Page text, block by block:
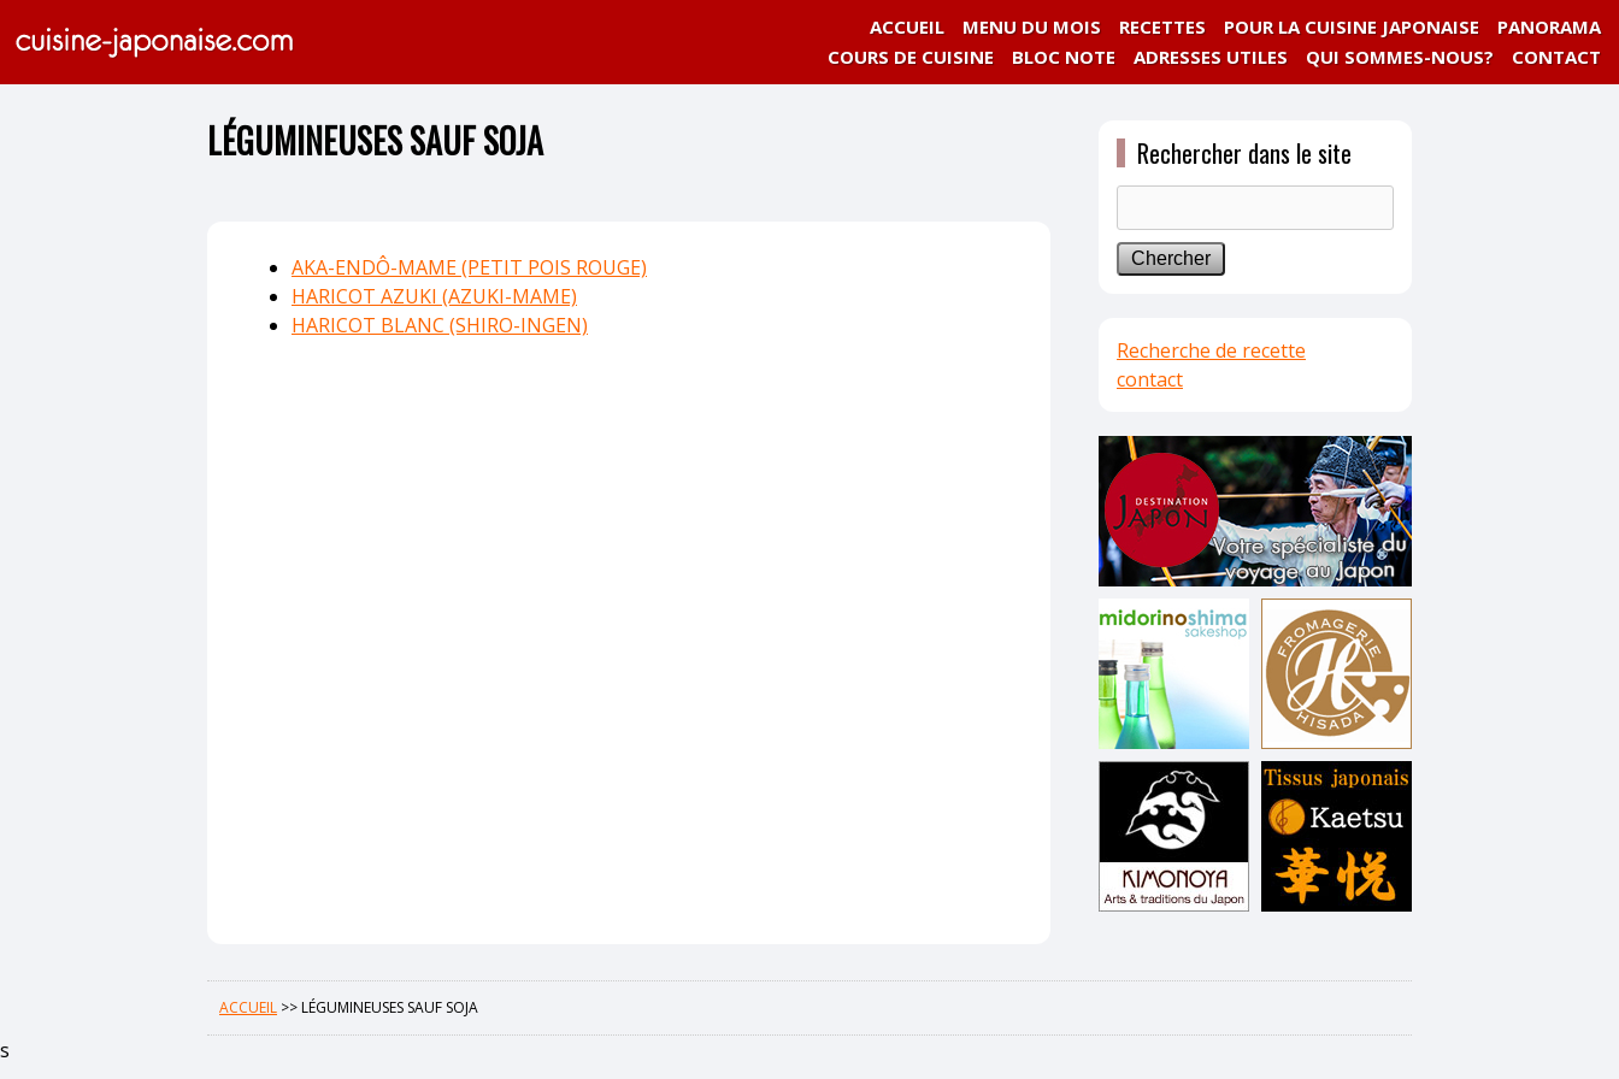
PANORAMA
POUR LA CUISINE JAPONAISE
RECETTES
MENU DU MOIS
ACCUEIL
CONTACT
QUI SOMMES-NOUS?
ADRESSES UTILES
BLOC NOTE
COURS DE CUISINE
LÉGUMINEUSES SAUF SOJA
AKA-ENDÔ-MAME (PETIT POIS ROUGE)
HARICOT AZUKI (AZUKI-MAME)
HARICOT BLANC (SHIRO-INGEN)
Rechercher dans le site
Recherche de recette
contact
ACCUEIL >>LÉGUMINEUSES SAUF SOJA
s